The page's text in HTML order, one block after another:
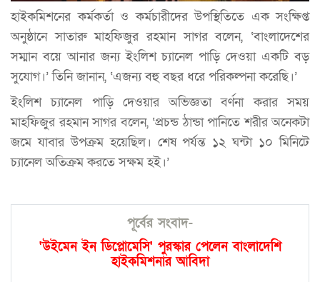
হাইকমিশনের কর্মকর্তা ও কর্মচারীদের উপস্থিতিতে এক সংক্ষিপ্ত
অনুষ্ঠানে সাতারু মাহফিজুর রহমান সাগর বলেন, ‘বাংলাদেশের
সম্মান বয়ে আনার জন্য ইংলিশ চ্যানেল পাড়ি দেওয়া একটি বড়
সুযোগ।’ তিনি জানান, ‘এজন্য বহু বছর ধরে পরিকল্পনা করেছি।’
ইংলিশ চ্যানেল পাড়ি দেওয়ার অভিজ্ঞতা বর্ণনা করার সময়
মাহফিজুর রহমান সাগর বলেন, ‘প্রচন্ড ঠান্ডা পানিতে শরীর অনেকটা
জমে যাবার উপক্রম হয়েছিল। শেষ পর্যন্ত ১২ ঘন্টা ১০ মিনিটে
চ্যানেল অতিক্রম করতে সক্ষম হই।’
পূর্বের সংবাদ-
'উইমেন ইন ডিপ্লোমেসি' পুরস্কার পেলেন বাংলাদেশি
হাইকমিশনার আবিদা